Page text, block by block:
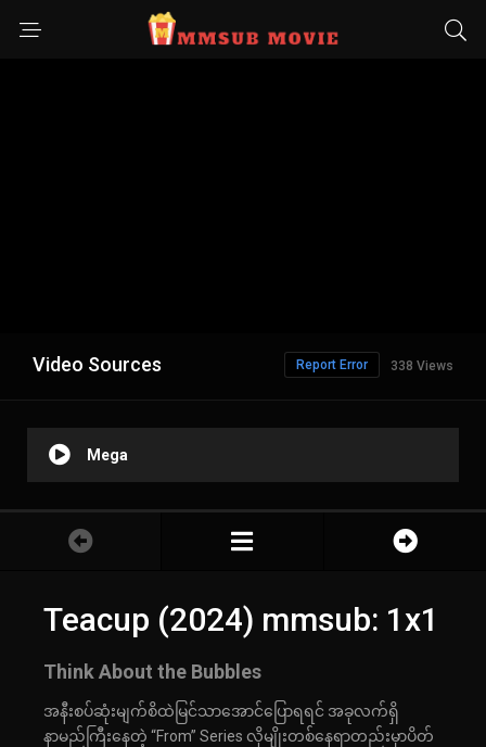
Video Sources 338 Views
Report Error
Mega
Teacup (2024) mmsub: 1x1
Think About the Bubbles
အနီးစပ်ဆုံးမျက်စိထဲမြင်သာအောင်ပြောရရင် အခုလက်ရှိ
နာမည်ကြီးနေတဲ့ “From” Series လိုမျိုးတစ်နေရာတည်းမှာပိတ်